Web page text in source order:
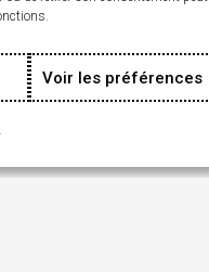
Voir les préférences